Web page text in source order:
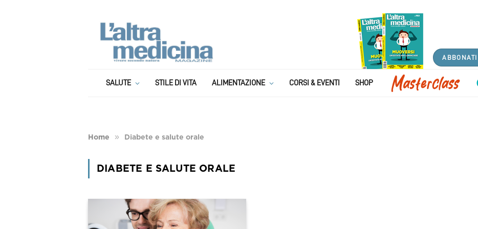
ABBONATI
SALUTE STILE DI VITA ALIMENTAZIONE CORSI & EVENTI SHOP
Home » Diabete e salute orale
DIABETE E SALUTE ORALE